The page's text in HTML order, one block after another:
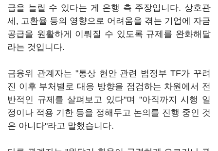
급을 늘릴 수 있다는 게 은행 측 주장입니다. 상호관
세, 고환율 등의 영향으로 어려움을 겪는 기업에 자금
공급을 원활하게 이뤄질 수 있도록 규제를 완화해달
라는 것입니다.
금융위 관계자는 "통상 현안 관련 범정부 TF가 꾸려
진 이후 부처별로 대응 방향을 점검하는 차원에서 전
반적인 규제를 살펴보고 있다"며 "아직까지 시행 일
정이나 적용 기한 등을 정해두고 논의를 진행 중인 것
은 아니다"라고 말했습니다.